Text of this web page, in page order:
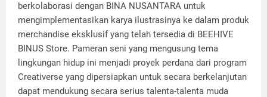
berkolaborasi dengan BINA NUSANTARA untuk
mengimplementasikan karya ilustrasinya ke dalam produk
merchandise eksklusif yang telah tersedia di BEEHIVE
BINUS Store. Pameran seni yang mengusung tema
lingkungan hidup ini menjadi proyek perdana dari program
Creativerse yang dipersiapkan untuk secara berkelanjutan
dapat mendukung secara serius talenta-talenta muda